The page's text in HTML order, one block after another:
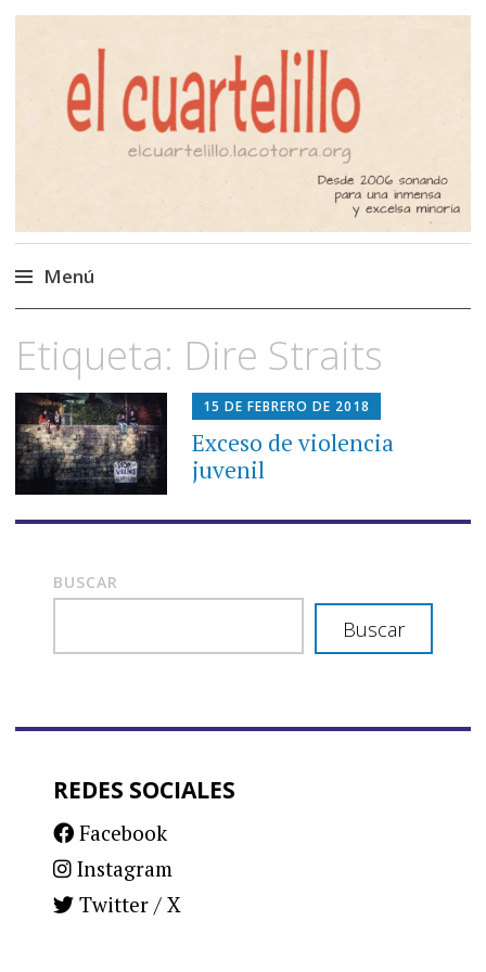
El Cuartelillo
Programa de radio de música
independiente. Podcast
Menú
al
contenido
Etiqueta: Dire Straits
15 DE FEBRERO DE 2018
Exceso de violencia
juvenil
BUSCAR
Buscar
REDES SOCIALES
Facebook
Instagram
Twitter / X